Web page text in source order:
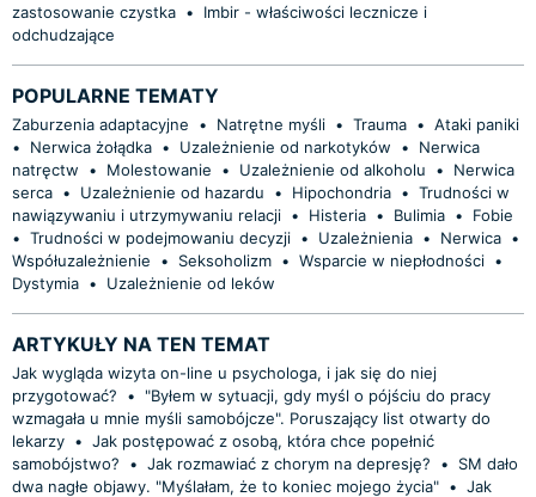
zastosowanie czystka •
Imbir - właściwości lecznicze i
odchudzające
POPULARNE TEMATY
Zaburzenia adaptacyjne • Natrętne myśli • Trauma • Ataki paniki
•
Nerwica żołądka • Uzależnienie od narkotyków •
Nerwica
natręctw
• Molestowanie • Uzależnienie od alkoholu •
Nerwica
serca • Uzależnienie od hazardu • Hipochondria • Trudności w
nawiązywaniu i utrzymywaniu relacji • Histeria • Bulimia •
Fobie
• Trudności w podejmowaniu decyzji • Uzależnienia • Nerwica •
Współuzależnienie
• Seksoholizm • Wsparcie w niepłodności •
Dystymia • Uzależnienie od leków
ARTYKUŁY NA TEN TEMAT
Jak wygląda wizyta on-line u psychologa, i jak się do niej
przygotować?
•
"Byłem w sytuacji, gdy myśl o pójściu do pracy
wzmagała u mnie myśli samobójcze". Poruszający list otwarty do
lekarzy • Jak postępować z osobą, która chce popełnić
samobójstwo?
• Jak rozmawiać z chorym na depresję? •
SM dało
dwa nagłe objawy. "Myślałam, że to koniec mojego życia" • Jak